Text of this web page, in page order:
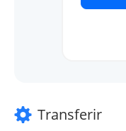
Transferir